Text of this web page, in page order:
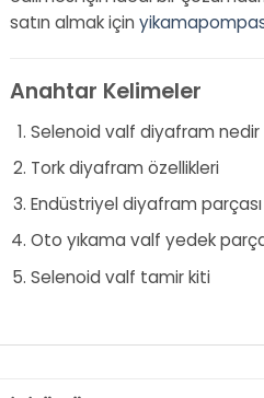
satın almak için
Anahtar Kelimeler
Selenoid valf diyafram nedir
Tork diyafram özellikleri
Endüstriyel diyafram parçası
Oto yıkama valf yedek
Selenoid valf tamir kiti